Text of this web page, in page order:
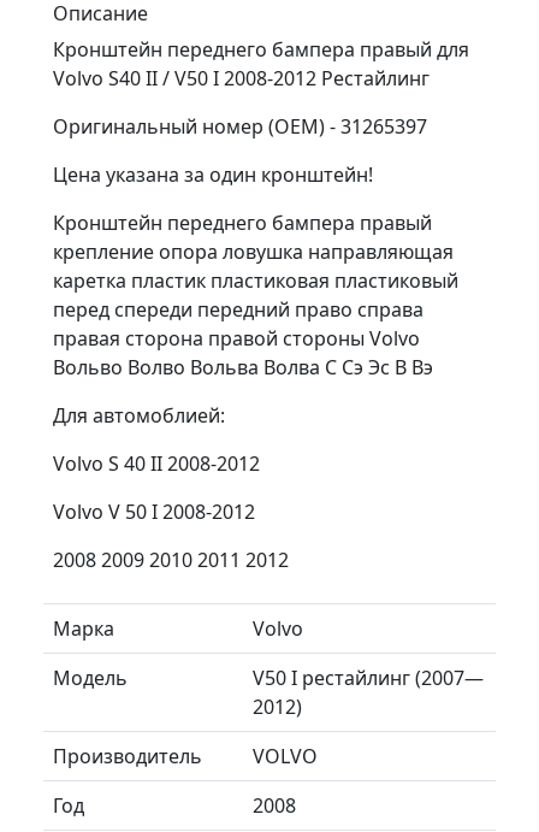
Описание
Кронштейн переднего бампера правый для
Volvo S40 II / V50 I 2008-2012 Рестайлинг
Оригинальный номер (OEM) - 31265397
Цена указана за один кронштейн!
Кронштейн переднего бампера правый
крепление опора ловушка направляющая
каретка пластик пластиковая пластиковый
перед спереди передний право справа
правая сторона правой стороны Volvo
Вольво Волво Вольва Волва С Сэ Эс В Вэ
Для автомоблией:
Volvo S 40 II 2008-2012
Volvo V 50 I 2008-2012
2008 2009 2010 2011 2012
Марка
Volvo
Модель
V50 I рестайлинг (2007—
2012)
Производитель
VOLVO
Год
2008